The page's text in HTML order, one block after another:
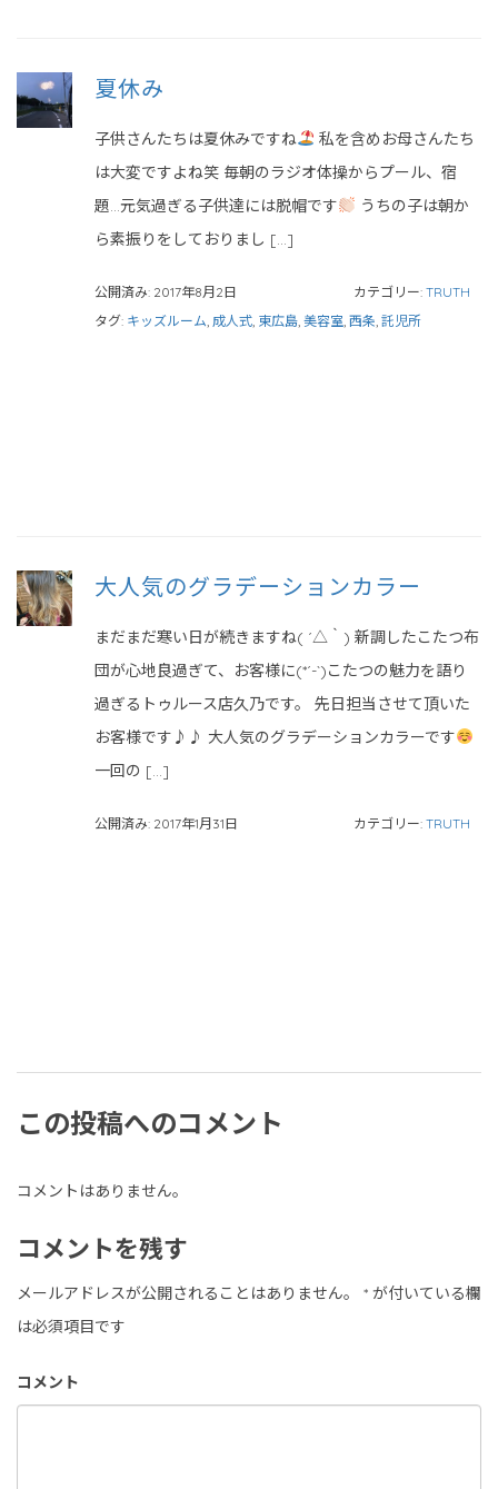
夏休み
子供さんたちは夏休みですね
私を含めお母さんたち
は大変ですよね笑 毎朝のラジオ体操からプール、宿
題…元気過ぎる子供達には脱帽です
うちの子は朝か
ら素振りをしておりまし […]
公開済み: 2017年8月2日 カテゴリー: TRUTH
タグ: キッズルーム 成人式 東広島 美容室 西条 託児所
大人気のグラデーションカラー
まだまだ寒い日が続きますね( ´△｀) 新調したこたつ布
団が心地良過ぎて、お客様に(*´-`)こたつの魅力を語り
過ぎるトゥルース店久乃です。 先日担当させて頂いた
お客様です♪♪ 大人気のグラデーションカラーです
一回の […]
公開済み: 2017年1月31日 カテゴリー: TRUTH
この投稿へのコメント
コメントはありません。
コメントを残す
メールアドレスが公開されることはありません。 * が付いている欄
は必須項目です
コメント